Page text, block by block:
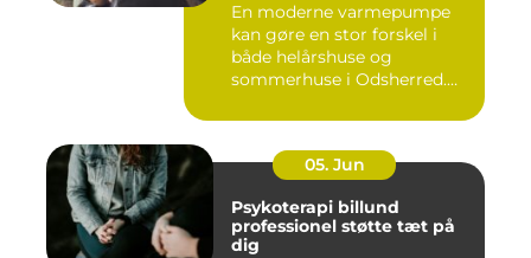
En moderne varmepumpe
kan gøre en stor forskel i
både helårshuse og
sommerhuse i Odsherred.
05. Jun
Psykoterapi billund
professionel støtte tæt på
dig